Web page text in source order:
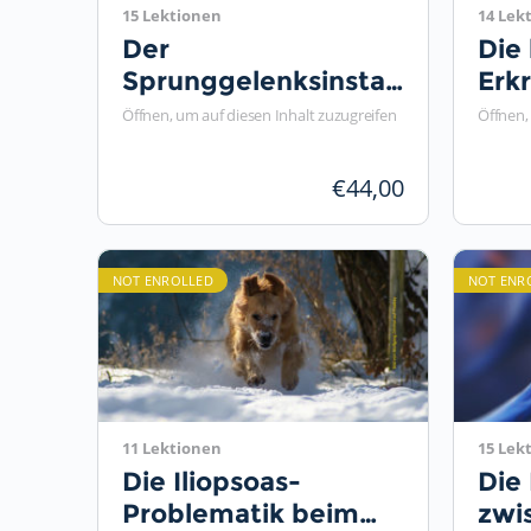
15 Lektionen
Der
Sprunggelenksinstabilität
des Hundes
Öffnen, um auf diesen Inhalt zuzugreifen
€44,00
14
Die
NOT ENROLLED
11 Lektionen
Die Iliopsoas-
Problematik beim
NOT
15
Die